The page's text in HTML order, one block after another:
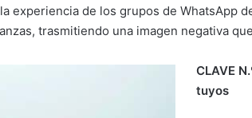
experiencia de los grupos de WhatsApp
trasmitiendo una imagen negativa
CLAVE
tuyos